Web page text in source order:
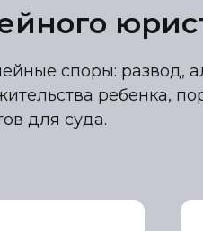
споры: развод,
ребенка,
для суда.